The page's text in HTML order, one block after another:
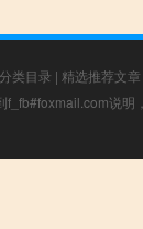
类目录 | 精选推荐文章
说明